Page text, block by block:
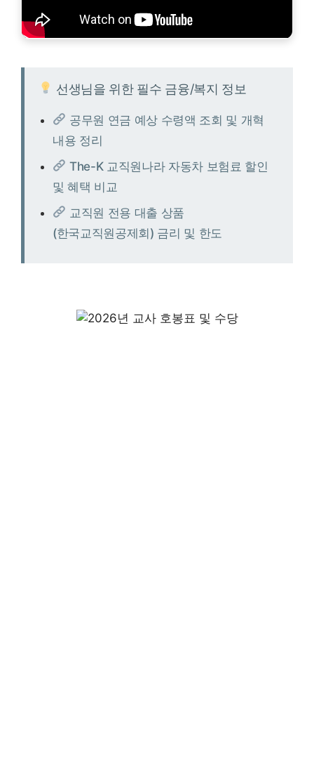
선생님을 위한 필수 금융/복지 정보
공무원 연금 예상 수령액 조회 및 개혁
내용 정리
The-K 교직원나라 자동차 보험료 할인
및 혜택 비교
교직원 전용 대출 상품
(한국교직원공제회) 금리 및 한도